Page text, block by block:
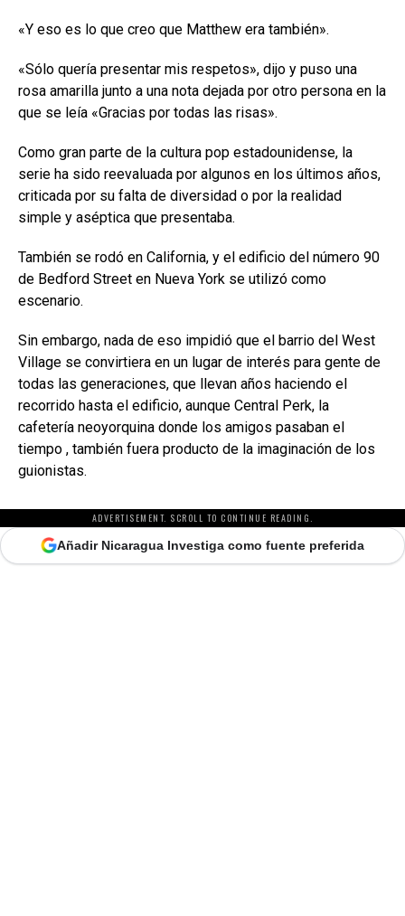
«Y eso es lo que creo que Matthew era también».
«Sólo quería presentar mis respetos», dijo y puso una
rosa amarilla junto a una nota dejada por otro persona en la
que se leía «Gracias por todas las risas».
Como gran parte de la cultura pop estadounidense, la
serie ha sido reevaluada por algunos en los últimos años,
criticada por su falta de diversidad o por la realidad
simple y aséptica que presentaba.
También se rodó en California, y el edificio del número 90
de Bedford Street en Nueva York se utilizó como
escenario.
Sin embargo, nada de eso impidió que el barrio del West
Village se convirtiera en un lugar de interés para gente de
todas las generaciones, que llevan años haciendo el
recorrido hasta el edificio, aunque Central Perk, la
cafetería neoyorquina donde los amigos pasaban el
tiempo , también fuera producto de la imaginación de los
guionistas.
ADVERTISEMENT. SCROLL TO CONTINUE READING.
Añadir Nicaragua Investiga como fuente preferida